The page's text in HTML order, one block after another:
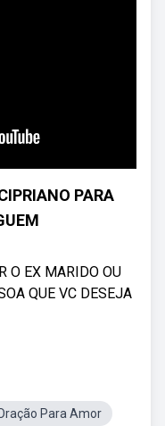
PARA
O EX MARIDO OU
QUE VC DESEJA
Para Amor